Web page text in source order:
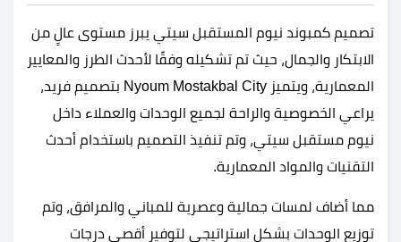
تصميم كمبوند نيوم المستقبل سيتي يبرز مستوى عالٍ من
الابتكار والجمال، حيث تم تشكيله وفقًا لأحدث الطرز والمعايير
المعمارية، ويتميز Nyoum Mostakbal City بتصميم فريد،
يراعي الخصوصية والراحة لجميع الوحدات والعملاء داخل
نيوم مستقبل سيتي، وتم تنفيذ التصميم باستخدام أحدث
التقنيات والمواد المعمارية.
مما أضاف لمسات جمالية وعصرية للمباني والمرافق، وتم
توزيع الوحدات بشكل استراتيجي لتوفير أقصى درجات